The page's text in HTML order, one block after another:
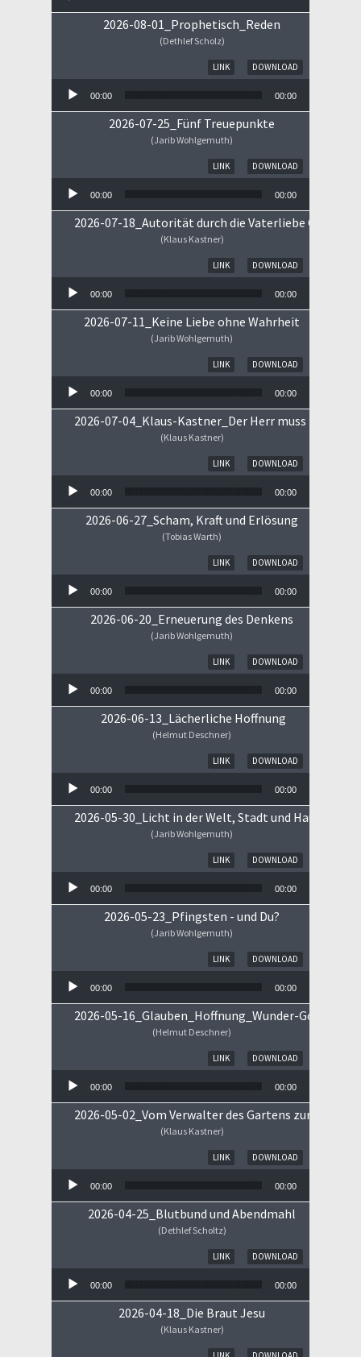
2026-08-01_Prophetisch_Reden
(Dethlef Scholz)
DOWNLOAD
LINK
00:00 00:00
2026-07-25_Fünf Treuepunkte
(Jarib Wohlgemuth)
DOWNLOAD
LINK
00:00 00:00
2026-07-18_Autorität durch die Vaterliebe Gottes
(Klaus Kastner)
DOWNLOAD
LINK
00:00 00:00
2026-07-11_Keine Liebe ohne Wahrheit
(Jarib Wohlgemuth)
DOWNLOAD
LINK
00:00 00:00
2026-07-04_Klaus-Kastner_Der Herr muss im
(Klaus Kastner)
DOWNLOAD
LINK
00:00 00:00
2026-06-27_Scham, Kraft und Erlösung
(Tobias Warth)
DOWNLOAD
LINK
00:00 00:00
2026-06-20_Erneuerung des Denkens
(Jarib Wohlgemuth)
DOWNLOAD
LINK
00:00 00:00
2026-06-13_Lächerliche Hoffnung
(Helmut Deschner)
DOWNLOAD
LINK
00:00 00:00
2026-05-30_Licht in der Welt, Stadt und Haus
(Jarib Wohlgemuth)
DOWNLOAD
LINK
00:00 00:00
2026-05-23_Pfingsten - und Du?
(Jarib Wohlgemuth)
DOWNLOAD
LINK
00:00 00:00
2026-05-16_Glauben_Hoffnung_Wunder-
(Helmut Deschner)
DOWNLOAD
LINK
00:00 00:00
2026-05-02_Vom Verwalter des Gartens zum
(Klaus Kastner)
DOWNLOAD
LINK
00:00 00:00
2026-04-25_Blutbund und Abendmahl
(Dethlef Scholtz)
DOWNLOAD
LINK
00:00 00:00
2026-04-18_Die Braut Jesu
(Klaus Kastner)